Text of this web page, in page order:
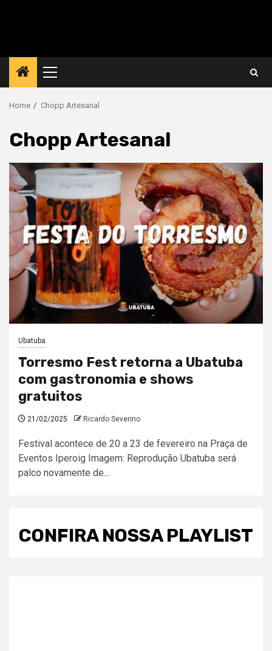
Primary
Menu
Home Chopp Artesanal
Chopp Artesanal
Ubatuba
Torresmo Fest retorna a Ubatuba
com gastronomia e shows
gratuitos
21/02/2025 Ricardo Severino
Festival acontece de 20 a 23 de fevereiro na Praça de
Eventos Iperoig Imagem: Reprodução Ubatuba será
palco novamente de...
CONFIRA NOSSA PLAYLIST